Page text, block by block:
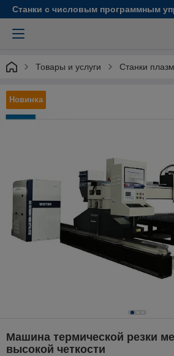
Станки с числовым программным
Товары и услуги Станки
Новинка
Машина термической резки
высокой четкости